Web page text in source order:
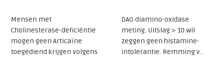
Mensen met
Cholinesterase-deficiëntie
mogen geen Articaïne
toegediend krijgen volgens
DAO diamino-oxidase
meting. Uitslag > 10 wil
zeggen geen histamine-
intolerantie. Remming v...